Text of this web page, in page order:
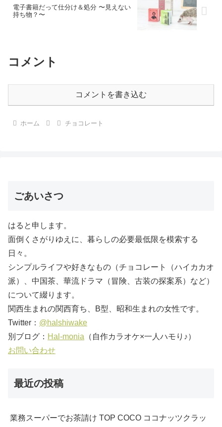
電子書籍だって仕分け＆処分 〜見えない
持ち物？〜
コメント
コメントを書き込む
ホーム チョコレート
ごあいさつ
はると申します。
面倒くさがりゆえに、暮らしの必要最低限を模索する
日々。
シンプルライフや好きなもの（チョコレート（ハイカカオ
派）、中国茶、華流ドラマ（冒険、古装の探案系）など）
について綴ります。
関西生まれの関西育ち、B型、昭和生まれの女性です。
Twitter： @halshiwake
別ブログ： Hal-monia （自作カラオケ×一人ハモり♪）
お問い合わせ
最近の投稿
業務スーパーでお茶請け TOP COCO ココナッツクラッ